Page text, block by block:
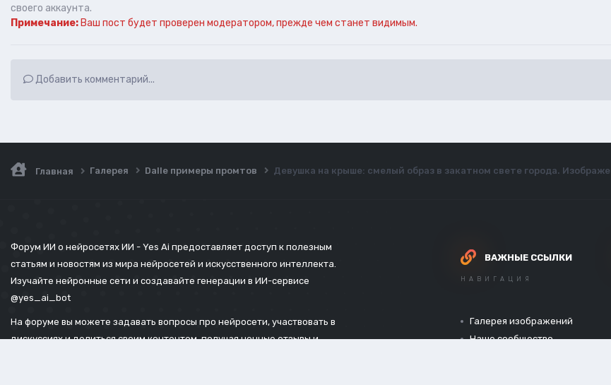
своего аккаунта.
Примечание: Ваш пост будет проверен модератором, прежде чем станет видимым.
Добавить комментарий...
Главная Галерея Dalle примеры промтов Девушка на крыше: смелый образ в закатном свете города.
Форум ИИ о нейросетях ИИ - Yes Ai предоставляет доступ к полезным
статьям и новостям из мира нейросетей и искусственного интеллекта.
Изучайте нейронные сети и создавайте генерации в ИИ-сервисе
@yes_ai_bot
На форуме вы можете задавать вопросы про нейросети, участвовать в
дискуссиях и делиться своим контентом, получая ценные отзывы и
ВАЖНЫЕ ССЫЛКИ
НАВИГАЦИЯ
Галерея изображений
Наше сообщество